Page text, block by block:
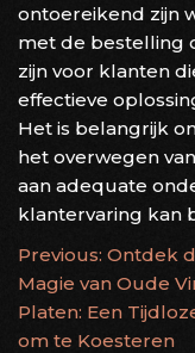
ontoereikend zijn
met de bestelling
zijn voor klanten
effectieve
Het is belangrijk
het overwegen
aan adequate
klantervaring kan
Previous: Ontdek
Magie van Oude
Platen: Een
om te Koesteren